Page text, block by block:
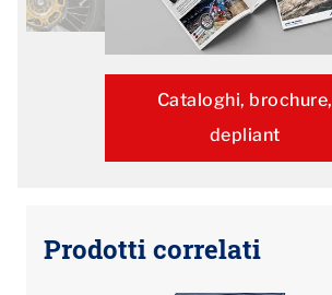
Cataloghi, brochure,
depliant
Prodotti correlati